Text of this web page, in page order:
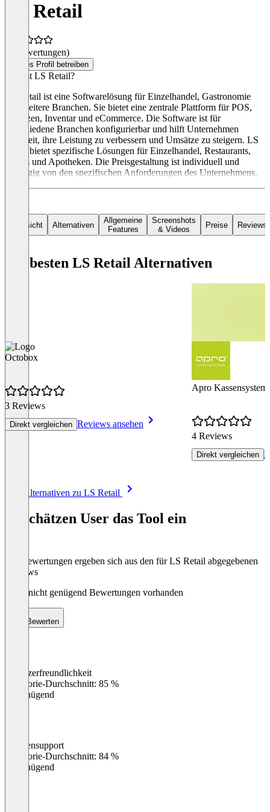
LS Retail
(0 Bewertungen)
Dieses Profil betreiben
Was ist LS Retail?
LS Retail ist eine Softwarelösung für Einzelhandel, Gastronomie
und weitere Branchen. Sie bietet eine zentrale Plattform für POS,
Finanzen, Inventar und eCommerce. Die Software ist für
verschiedene Branchen konfigurierbar und hilft Unternehmen
weltweit, ihre Leistung zu verbessern und Umsätze zu steigern. LS
Retail bietet spezifische Lösungen für Einzelhandel, Restaurants,
Hotels und Apotheken. Die Preisgestaltung ist individuell und
abhängig von den spezifischen Anforderungen des Unternehmens.
Übersicht Alternativen
Allgemeine
Features
Screenshots
& Videos
Preise Reviews
Die besten LS Retail Alternativen
Octobox
3 Reviews
Direkt vergleichen Reviews ansehen
Apro
4 Reviews
Direkt vergleichen
Alle Alternativen zu LS Retail
So schätzen User das Tool ein
Die Bewertungen ergeben sich aus den für LS Retail abgegebenen
Reviews
Noch nicht genügend Bewertungen vorhanden
Bewerten
Benutzerfreundlichkeit
Kategorie-Durchschnitt: 85 %
Ungenügend
Kundensupport
Kategorie-Durchschnitt: 84 %
Ungenügend